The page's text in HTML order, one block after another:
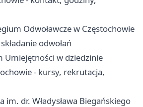
Odwoławcze w Częstochowie
odwołań
Umiejętności w dziedzinie
- kursy, rekrutacja,
im. dr. Władysława Biegańskiego